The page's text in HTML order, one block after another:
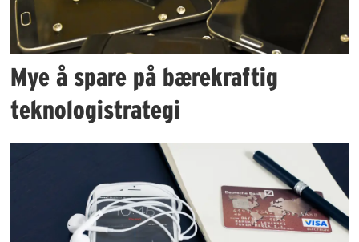
Mye å spare på bærekraftig
teknologistrategi